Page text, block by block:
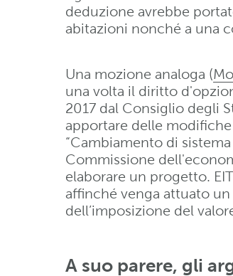
deduzione avrebbe
abitazioni nonché a una
Una mozione analoga (
una volta il diritto
2017 dal Consiglio degli
apportare delle modifiche
“Cambiamento di
Commissione
elaborare un progetto.
affinché venga attuato
dell’imposizione del
A suo parere, gli